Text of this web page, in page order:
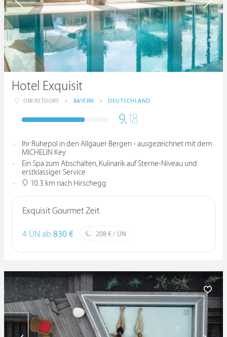
Hotel Exquisit
OBERSTDORF > BAYERN > DEUTSCHLAND
9.18
Ihr Ruhepol in den Allgäuer Bergen - ausgezeichnet mit dem
MICHELIN Key
Ein Spa zum Abschalten, Kulinarik auf Sterne-Niveau und
erstklassiger Service
10.3 km nach Hirschegg
Exquisit Gourmet Zeit
4 ÜN ab 830 € 208 € / ÜN